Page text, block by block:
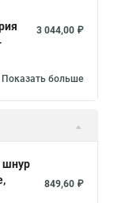
3 044,00 ₽
Показать больше
шнур
849,60 ₽